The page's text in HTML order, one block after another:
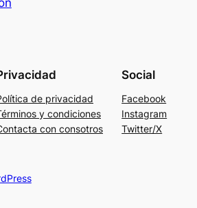
de privacidad
y condiciones
con consotros
Social
Facebook
Instagram
Twitter/X